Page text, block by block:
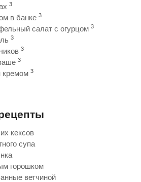
3
в банке 3
салат с огурцом 3
3
3
3
кремом 3
кексов
супа
горошком
ветчиной